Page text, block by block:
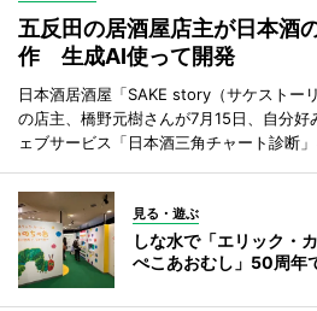
五反田の居酒屋店主が日本酒
作 生成AI使って開発
日本酒居酒屋「SAKE story（サケストー
の店主、橋野元樹さんが7月15日、自分好
ェブサービス「日本酒三角チャート診断」
見る・遊ぶ
しな水で「エリック・
ぺこあおむし」50周年